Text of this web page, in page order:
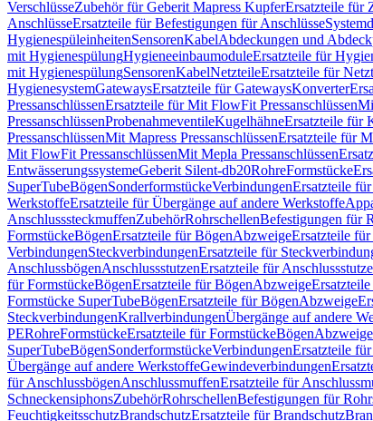
VerschlüsseZubehör für Geberit Mapress KupferErsatzteile für
AnschlüsseErsatzteile für Befestigungen für Anschlüsse
HygienespüleinheitenSensorenKabelAbdeckungen und
mit HygienespülungHygieneeinbaumoduleErsatzteile für
mit HygienespülungSensorenKabelNetzteileErsatzteile für
HygienesystemGatewaysErsatzteile für GatewaysKonverter
PressanschlüssenErsatzteile für Mit FlowFit Pressanschlüssen
PressanschlüssenProbenahmeventileKugelhähneErsatzteile für
PressanschlüssenMit Mapress PressanschlüssenErsatzteile für
Mit FlowFit PressanschlüssenMit Mepla Pressanschlüssen
EntwässerungssystemeGeberit Silent-db20RohreFormstücke
SuperTubeBögenSonderformstückeVerbindungenErsatzteile
WerkstoffeErsatzteile für Übergänge auf andere Werkstoffe
AnschlusssteckmuffenZubehörRohrschellenBefestigungen für
FormstückeBögenErsatzteile für BögenAbzweigeErsatzteile
VerbindungenSteckverbindungenErsatzteile für
AnschlussbögenAnschlussstutzenErsatzteile für
für FormstückeBögenErsatzteile für BögenAbzweige
Formstücke SuperTubeBögenErsatzteile für BögenAbzweige
SteckverbindungenKrallverbindungenÜbergänge auf andere
PERohreFormstückeErsatzteile für FormstückeBögenAbzweige
SuperTubeBögenSonderformstückeVerbindungenErsatzteile
Übergänge auf andere WerkstoffeGewindeverbindungen
für AnschlussbögenAnschlussmuffenErsatzteile für
SchneckensiphonsZubehörRohrschellenBefestigungen für
FeuchtigkeitsschutzBrandschutzErsatzteile für Brandschutz